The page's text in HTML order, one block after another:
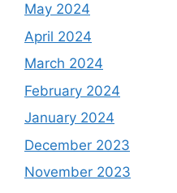
May 2024
April 2024
March 2024
February 2024
January 2024
December 2023
November 2023